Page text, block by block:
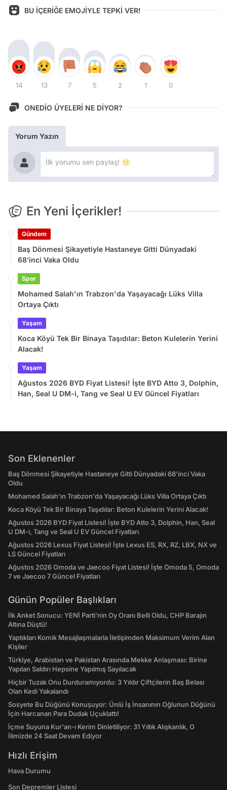
BU İÇERİĞE EMOJİYLE TEPKİ VER!
14 13 7 5 2 1 0
ONEDİO ÜYELERİ NE DİYOR?
Yorum Yazın
En Yeni İçerikler!
Gündem
Baş Dönmesi Şikayetiyle Hastaneye Gitti Dünyadaki
68’inci Vaka Oldu
Spor
Mohamed Salah'ın Trabzon'da Yaşayacağı Lüks Villa
Ortaya Çıktı
Yaşam
Koca Köyü Tek Bir Binaya Taşıdılar: Beton Kulelerin Yerini
Alacak!
Yaşam
Ağustos 2026 BYD Fiyat Listesi! İşte BYD Atto 3, Dolphin,
Han, Seal U DM-i, Tang ve Seal U EV Güncel Fiyatları
Son Eklenenler
Baş Dönmesi Şikayetiyle Hastaneye Gitti Dünyadaki 68’inci Vaka
Oldu
Mohamed Salah'ın Trabzon'da Yaşayacağı Lüks Villa Ortaya Çıktı
Koca Köyü Tek Bir Binaya Taşıdılar: Beton Kulelerin Yerini Alacak!
Ağustos 2026 BYD Fiyat Listesi! İşte BYD Atto 3, Dolphin, Han, Seal
U DM-i, Tang ve Seal U EV Güncel Fiyatları
Ağustos 2026 Lexus Fiyat Listesi! İşte Lexus ES, RX, RZ, LBX, NX ve
LS Güncel Fiyatları
Ağustos 2026 Omoda ve Jaecoo Fiyat Listesi! İşte Omoda 5, Omoda
7 ve Jaecoo 7 Güncel Fiyatları
Günün Popüler Başlıkları
İlk Anket Sonucu: YENİ Parti'nin Oy Oranı Belli Oldu, CHP Barajın
Altına Düştü!
Yaptıkları Komik Mesajlaşmalarla İletişimden Maksimum Verim Alan
Kişiler
Türkiye, Arabistan ve Pakistan Arasında Mekke Anlaşması: Birine
Yapılan Saldırı Hepsine Yapılmış Sayılacak
Hiçbir Tuzak Onu Durduramıyordu: 3 Yıldır Çiftçilerin Baş Belası
Olan Kedi Yakalandı
Sosyete Bu Düğünü Konuşuyor: Ünlü İş İnsanının Oğlunun Düğünü
İçin Harcanan Para Dudak Uçuklattı!
İçme Suyuna Kur'an-ı Kerim Dinletiliyor: 31 Yıllık Alışkanlık, O
İlimizde 24 Saat Devam Ediyor
Hızlı Erişim
Hava Durumu
Son Depremler Listesi